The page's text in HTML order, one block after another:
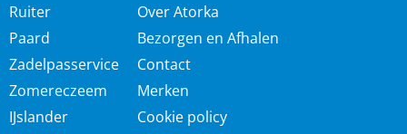
Ruiter
Paard
Zadelpasservice
Zomereczeem
IJslander
Over Atorka
Bezorgen en Afhalen
Contact
Merken
Cookie policy